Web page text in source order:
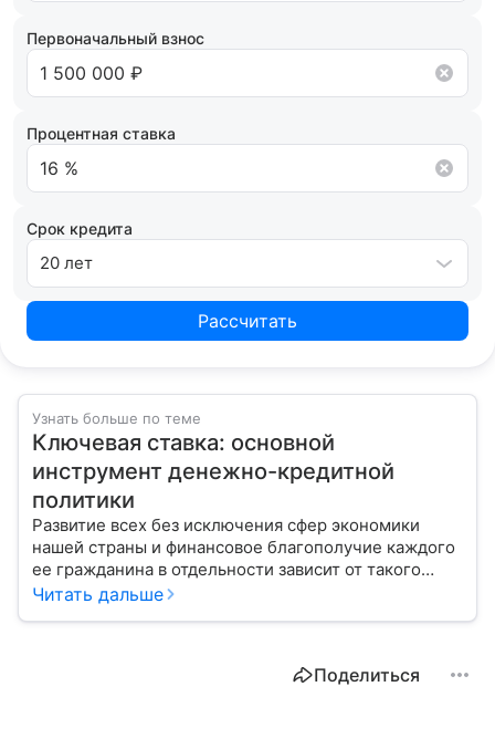
Первоначальный взнос
Процентная ставка
Срок кредита
20 лет
Рассчитать
Узнать больше по теме
Ключевая ставка: основной
инструмент денежно-кредитной
политики
Развитие всех без исключения сфер экономики
нашей страны и финансовое благополучие каждого
ее гражданина в отдельности зависит от такого
показателя, как ключевая ставка. От чего зависит
Читать дальше
Поделиться